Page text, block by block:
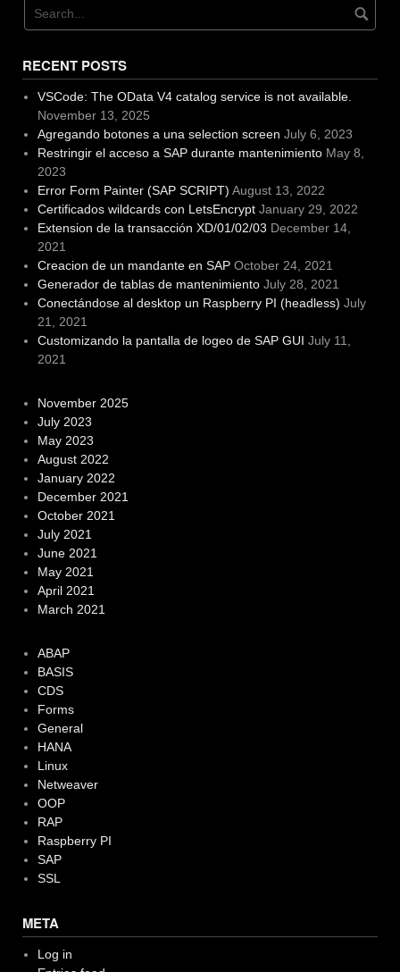
RECENT POSTS
VSCode: The OData V4 catalog service is not available.
November 13, 2025
Agregando botones a una selection screen July 6, 2023
Restringir el acceso a SAP durante mantenimiento May 8,
2023
Error Form Painter (SAP SCRIPT) August 13, 2022
Certificados wildcards con LetsEncrypt January 29, 2022
Extension de la transacción XD/01/02/03 December 14,
2021
Creacion de un mandante en SAP October 24, 2021
Generador de tablas de mantenimiento July 28, 2021
Conectándose al desktop un Raspberry PI (headless) July
21, 2021
Customizando la pantalla de logeo de SAP GUI July 11,
2021
November 2025
July 2023
May 2023
August 2022
January 2022
December 2021
October 2021
July 2021
June 2021
May 2021
April 2021
March 2021
ABAP
BASIS
CDS
Forms
General
HANA
Linux
Netweaver
OOP
RAP
Raspberry PI
SAP
SSL
META
Log in